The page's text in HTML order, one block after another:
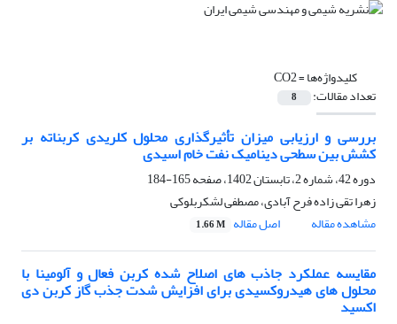
کلیدواژه‌ها =CO2
تعداد مقالات: 8
بررسی و ارزیابی میزان تأثیرگذاری محلول کلریدی کربناته بر
کشش بین سطحی دینامیک نفت خام اسیدی
دوره 42، شماره 2، تابستان 1402، صفحه
165-184
زهرا تقی زاده فرح آبادی، مصطفی لشکربلوکی
مشاهده مقاله
اصل مقاله 1.66 M
مقایسه عملکرد جاذب‏ های اصلاح شده کربن ‌فعال و آلومینا با
محلول های هیدروکسیدی برای افزایش شدت جذب گاز کربن دی
اکسید